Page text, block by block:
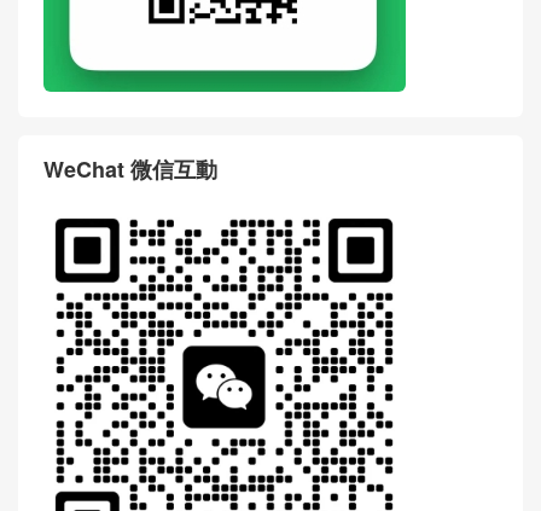
WeChat 微信互動